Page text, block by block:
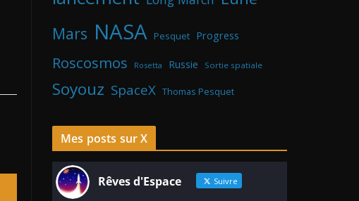
Mars NASA Pesquet Progress
Roscosmos Rosetta Russie Sortie spatiale
Soyouz SpaceX Thomas Pesquet
Mes posts sur X
Rêves d'Espace Suivre